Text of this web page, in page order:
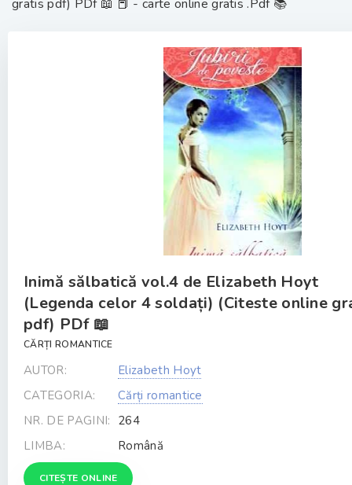
gratis pdf) PDf 📖 📕 - carte online gratis .Pdf 📚
Inimă sălbatică vol.4 de Elizabeth Hoyt
(Legenda celor 4 soldați) (Citeste online
pdf) PDf 📖
CĂRȚI ROMANTICE
AUTOR:
Elizabeth Hoyt
CATEGORIA:
Cărți romantice
NR. DE PAGINI: 264
LIMBA:
Română
CITEȘTE ONLINE